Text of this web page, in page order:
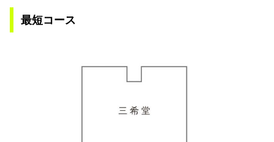
最短コース